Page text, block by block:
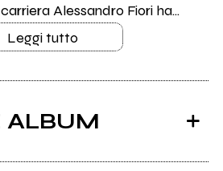
Alessandro Fiori ha...
Leggi tutto
ALBUM